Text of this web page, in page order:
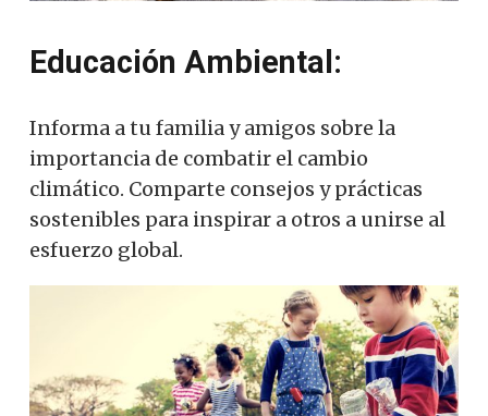
Educación Ambiental:
Informa a tu familia y amigos sobre la
importancia de combatir el cambio
climático. Comparte consejos y prácticas
sostenibles para inspirar a otros a unirse al
esfuerzo global.